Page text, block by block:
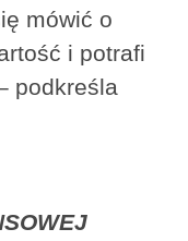
mówić o
i potrafi
podkreśla